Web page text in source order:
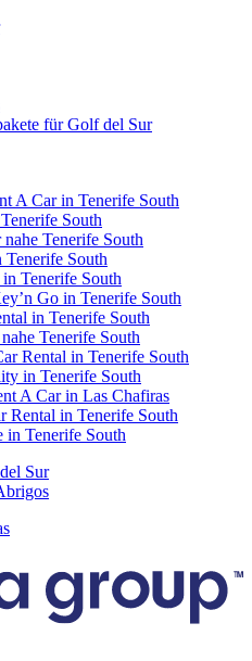
für Golf del Sur
A Car in Tenerife South
South
Tenerife South
South
Tenerife South
Go in Tenerife South
in Tenerife South
Tenerife South
Rental in Tenerife South
in Tenerife South
A Car in Las Chafiras
in Tenerife South
in Tenerife South
Sur